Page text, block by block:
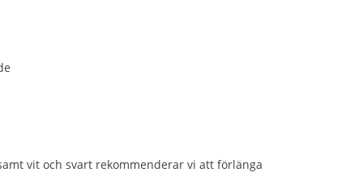
vit och svart rekommenderar vi att förlänga